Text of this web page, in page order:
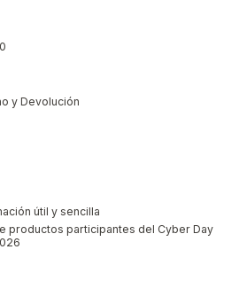
y Devolución
útil y sencilla
productos participantes del Cyber Day